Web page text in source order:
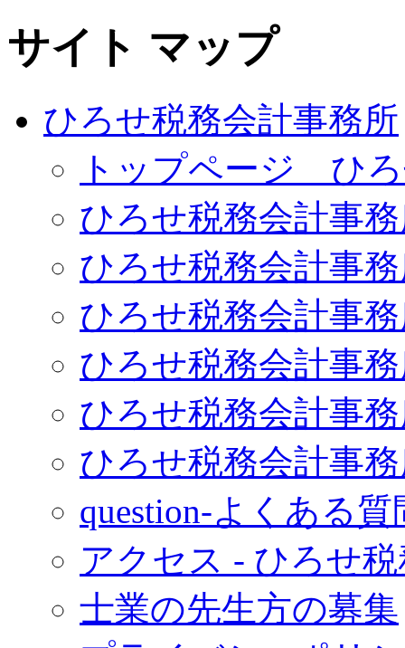
サイト マップ
ひろせ税務会計事務所
トップページ ひ
ひろせ税務会計事
ひろせ税務会計事
ひろせ税務会計事
ひろせ税務会計事
ひろせ税務会計事
ひろせ税務会計事
question-よくある質
アクセス - ひろせ
士業の先生方の募集